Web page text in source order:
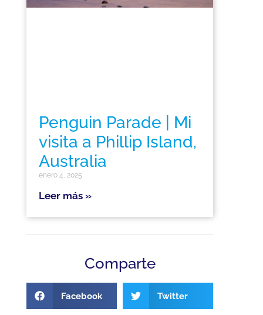
Penguin Parade | Mi
visita a Phillip Island,
Australia
enero 4, 2025
Leer más »
Comparte
Facebook Twitter